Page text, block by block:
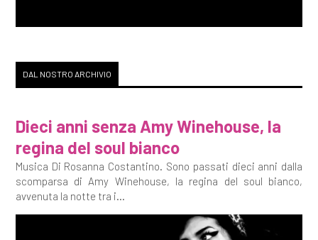
DAL NOSTRO ARCHIVIO
Dieci anni senza Amy Winehouse, la
regina del soul bianco
Musica Di Rosanna Costantino. Sono passati dieci anni dalla
scomparsa di Amy Winehouse, la regina del soul bianco,
avvenuta la notte tra i...